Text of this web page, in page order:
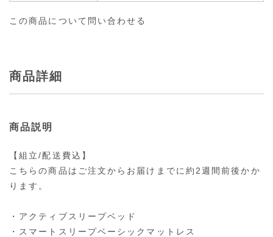
この商品について問い合わせる
商品詳細
商品説明
【組立/配送費込】
こちらの商品はご注文からお届けまでに約2週間前後かか
ります。
・アクティブスリープベッド
・スマートスリープベーシックマットレス